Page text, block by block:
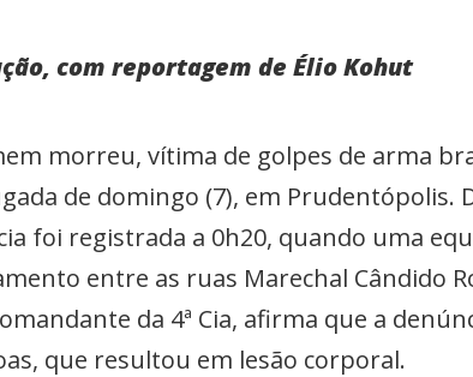
com reportagem de Élio Kohut
morreu, vítima de golpes de arma
de domingo (7), em Prudentópolis.
foi registrada a 0h20, quando uma
entre as ruas Marechal Cândido
da 4ª Cia, afirma que a
que resultou em lesão corporal.